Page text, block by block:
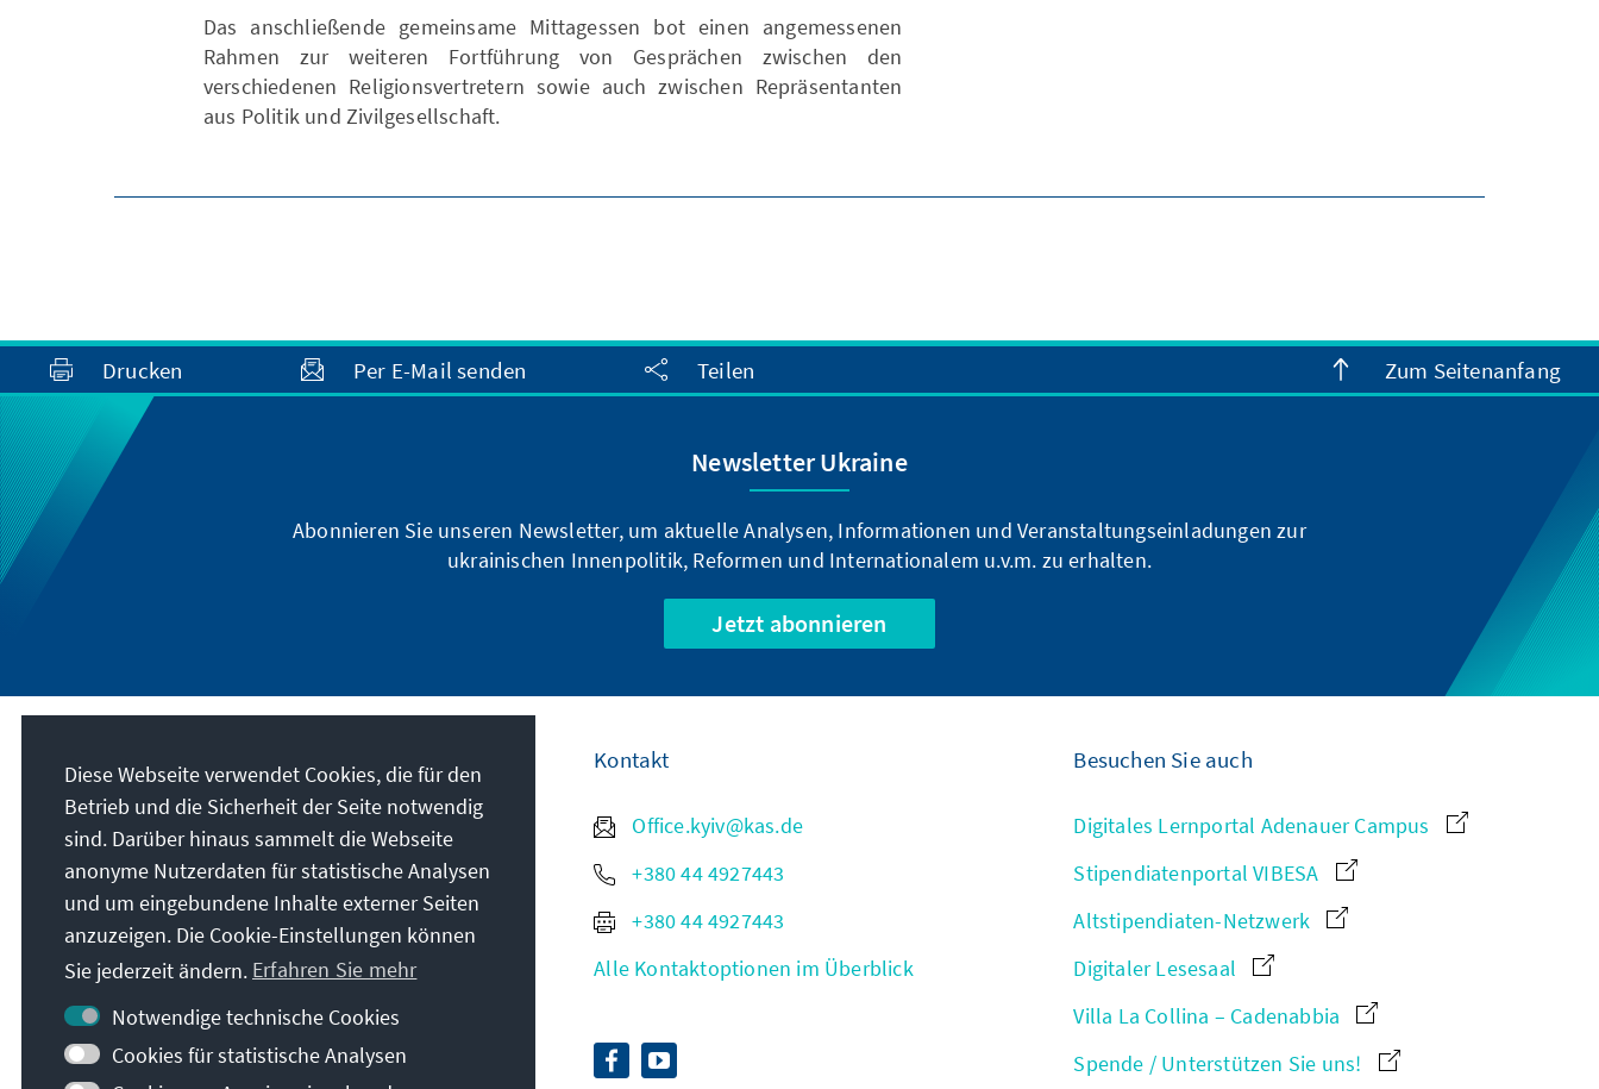
Das anschließende gemeinsame Mittagessen bot einen angemessenen
Rahmen zur weiteren Fortführung von Gesprächen zwischen den
verschiedenen Religionsvertretern sowie auch zwischen Repräsentanten
aus Politik und Zivilgesellschaft.
Drucken Per E-Mail senden Teilen Zum Seitenanfang
Newsletter Ukraine
Abonnieren Sie unseren Newsletter, um aktuelle Analysen, Informationen und Veranstaltungseinladungen zur
ukrainischen Innenpolitik, Reformen und Internationalem u.v.m. zu erhalten.
Jetzt abonnieren
Anschrift
Konrad-Adenauer-Stiftung e.V.
Auslandsbüro Ukraine
wul. Akademika Bohomoltsia 5, Büro 1
01024Kyiv
Ukraine
Kontakt
Office.kyiv@kas.de
+380 44 4927443
+380 44 4927443
Alle Kontaktoptionen im Überblick
Besuchen Sie auch
Digitales Lernportal Adenauer Campus
Stipendiatenportal VIBESA
Altstipendiaten-Netzwerk
Digitaler Lesesaal
Villa La Collina – Cadenabbia
Spende / Unterstützen Sie uns!
Diese Webseite verwendet Cookies, die für den
Betrieb und die Sicherheit der Seite notwendig
sind. Darüber hinaus sammelt die Webseite
anonyme Nutzerdaten für statistische Analysen
und um eingebundene Inhalte externer Seiten
anzuzeigen. Die Cookie-Einstellungen können
Sie jederzeit ändern. Erfahren Sie mehr
Notwendige technische Cookies
Cookies für statistische Analysen